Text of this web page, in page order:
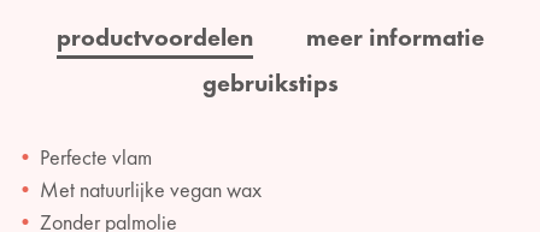
productvoordelen
meer informatie
gebruikstips
Perfecte vlam
Met natuurlijke vegan wax
Zonder palmolie